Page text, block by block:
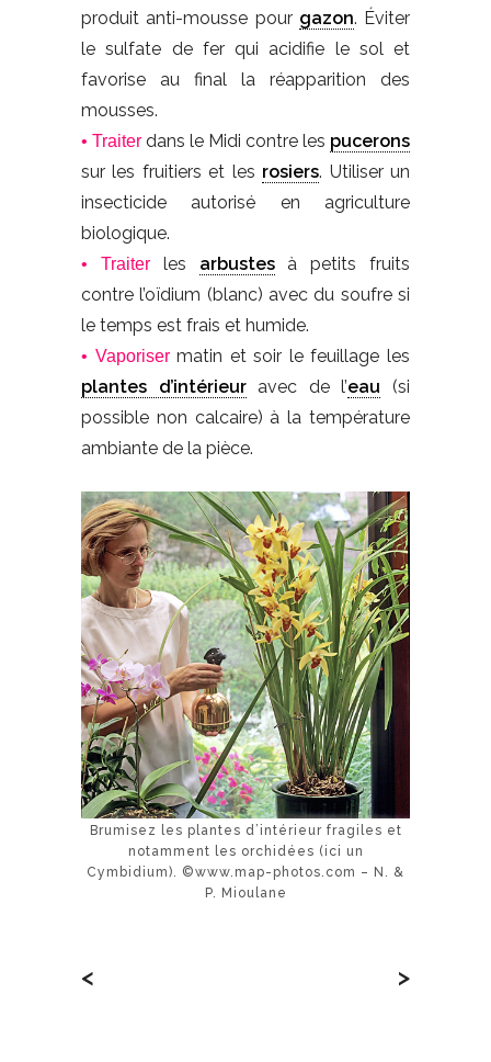
produit anti-mousse pour gazon. Éviter
le sulfate de fer qui acidifie le sol et
favorise au final la réapparition des
mousses.
• Traiter dans le Midi contre les pucerons
sur les fruitiers et les rosiers. Utiliser un
insecticide autorisé en agriculture
biologique.
• Traiterles arbustesà petits fruits
contre l’oïdium (blanc) avec du soufre si
le temps est frais et humide.
• Vaporisermatin et soir le feuillage les
plantes d’intérieuravec de l’eau (si
possible non calcaire) à la température
ambiante de la pièce.
Brumisez les plantes d’intérieur fragiles et
notamment les orchidées (ici un
Cymbidium). ©www.map-photos.com – N. &
P. Mioulane
< >